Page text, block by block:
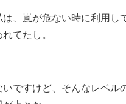
は、嵐が危ない時に利用し
てたし。
いですけど、そんなレベル